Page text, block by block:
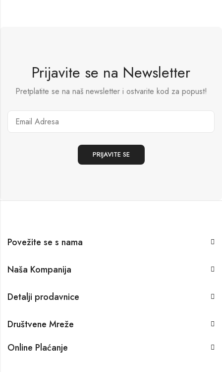
Prijavite se na Newsletter
Pretplatite se na naš newsletter i ostvarite kod za popust!
Povežite se s nama
Naša Kompanija
Detalji prodavnice
Društvene Mreže
Online Plaćanje